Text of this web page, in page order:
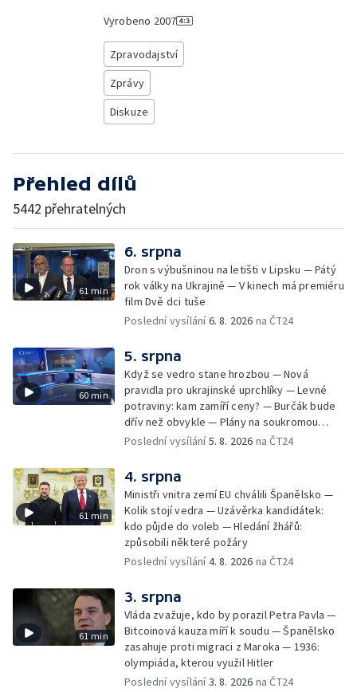
Vyrobeno 2007
Zpravodajství
Zprávy
Diskuze
Přehled dílů
5442 přehratelných
61 min
6. srpna
Dron s výbušninou na letišti v Lipsku — Pátý
rok války na Ukrajině — V kinech má premiéru
film Dvě dci tuše
Poslední vysílání6. 8. 2026 na ČT24
60 min
5. srpna
Když se vedro stane hrozbou — Nová
pravidla pro ukrajinské uprchlíky — Levné
potraviny: kam zamíří ceny? — Burčák bude
dřív než obvykle — Plány na soukromou
orbitální stanici
Poslední vysílání5. 8. 2026 na ČT24
61 min
4. srpna
Ministři vnitra zemí EU chválili Španělsko —
Kolik stojí vedra — Uzávěrka kandidátek:
kdo půjde do voleb — Hledání žhářů:
způsobili některé požáry
Poslední vysílání4. 8. 2026 na ČT24
61 min
3. srpna
Vláda zvažuje, kdo by porazil Petra Pavla —
Bitcoinová kauza míří k soudu — Španělsko
zasahuje proti migraci z Maroka — 1936:
olympiáda, kterou využil Hitler
Poslední vysílání3. 8. 2026 na ČT24